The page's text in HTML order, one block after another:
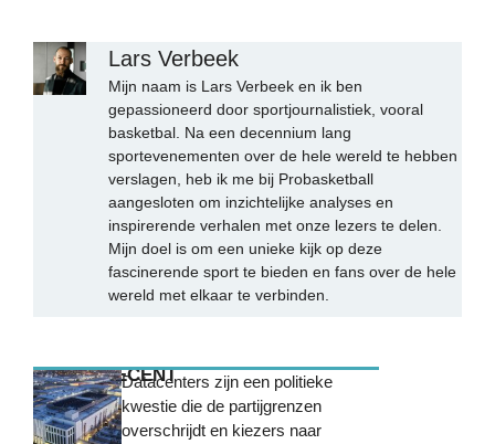
Lars Verbeek
Mijn naam is Lars Verbeek en ik ben
gepassioneerd door sportjournalistiek, vooral
basketbal. Na een decennium lang
sportevenementen over de hele wereld te hebben
verslagen, heb ik me bij Probasketball
aangesloten om inzichtelijke analyses en
inspirerende verhalen met onze lezers te delen.
Mijn doel is om een unieke kijk op deze
fascinerende sport te bieden en fans over de hele
wereld met elkaar te verbinden.
MEEST RECENTDatacenters zijn een politieke
kwestie die de partijgrenzen
overschrijdt en kiezers naar